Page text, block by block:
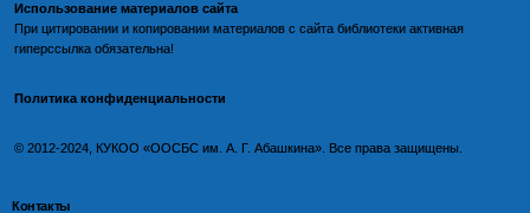
Использование материалов сайта
При цитировании и копировании материалов с сайта библиотеки активная
гиперссылка обязательна!
Политика конфиденциальности
©️ 2012-2024, КУКОО «ООСБС им. А. Г. Абашкина». Все права защищены.
Контакты